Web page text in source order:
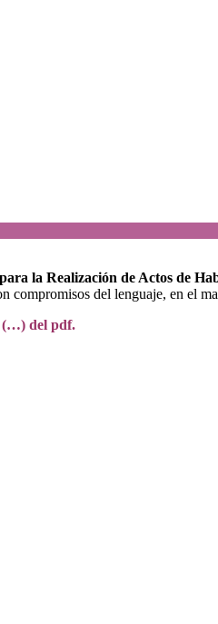
la Realización de Actos de
compromisos del lenguaje, en el
(…) del pdf.